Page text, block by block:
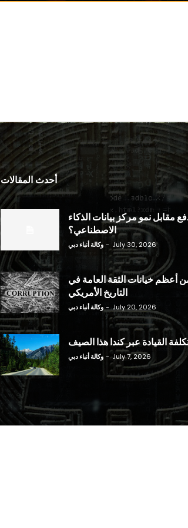
أحدث المقالات
مقابل نمو مركز بيانات الذكاء
الاصطناعي؟
وكالة أنباء دبي - July 30, 2026
أعظم خيانات الثقة العامة في
التاريخ الأمريكي
وكالة أنباء دبي - July 20, 2026
القيادة عبر كندا هذا الصيف
وكالة أنباء دبي - July 7, 2026